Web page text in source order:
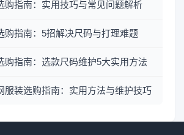
购指南：实用技巧与常见问题解析
购指南：5招解决尺码与打理难题
购指南：选款尺码维护5大实用方法
服装选购指南：实用方法与维护技巧